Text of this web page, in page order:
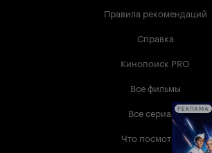
Правила рекомендаций
Справка
Кинопоиск PRO
Все фильмы
Все сериалы
Что посмотреть
РЕКЛАМА